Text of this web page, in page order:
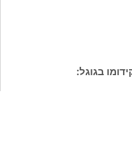
בגוגל: